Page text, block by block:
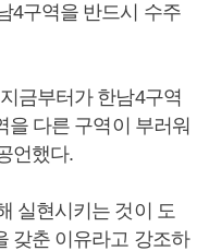
4구역을 반드시 수주
금부터가 한남4구역
을 다른 구역이 부러워
언했다.
실현시키는 것이 도
갖춘 이유라고 강조하